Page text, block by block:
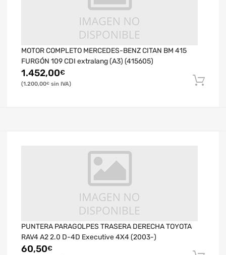
MOTOR COMPLETO MERCEDES-BENZ CITAN BM 415
FURGÓN 109 CDI extralang (A3) (415605)
1.452,00€
1.200,00€
PUNTERA PARAGOLPES TRASERA DERECHA TOYOTA
RAV4 A2 2.0 D-4D Executive 4X4 (2003-)
60,50€